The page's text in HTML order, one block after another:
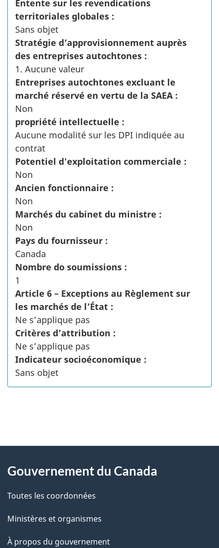
Entente sur les revendications
territoriales globales :
Sans objet
Stratégie d’approvisionnement auprès
des entreprises autochtones :
1. Aucune valeur
Entreprises autochtones excluant le
marché réservé en vertu de la SAEA :
Non
propriété intellectuelle :
Aucune modalité sur les DPI indiquée au
contrat
Potentiel d'exploitation commerciale :
Non
Ancien fonctionnaire :
Non
Marchés du cabinet du ministre :
Non
Pays du fournisseur :
Canada
Nombre do soumissions :
1
Article 6 – Exceptions au Règlement sur
les marchés de l’État :
Ne s’applique pas
Critères d’attribution :
Ne s’applique pas
Indicateur socioéconomique :
Sans objet
D
t
a
l
s
propos
ce
site
Gouvernement du Canada
Toutes les coordonnées
Ministères et organismes
À propos du gouvernement